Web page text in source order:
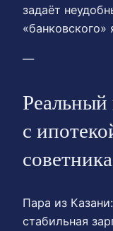
задаёт
«банковского»
—
Реальный
с
советника
Пара из
стабильная